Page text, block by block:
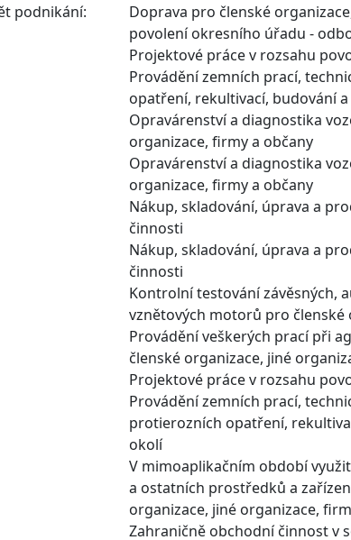
podnikání:
Doprava pro členské
povolení okresního úřadu -
Projektové práce v rozsahu
Provádění zemních prací,
opatření, rekultivací, budování
Opravárenství a diagnostika
organizace, firmy a občany
Opravárenství a diagnostika
organizace, firmy a občany
Nákup, skladování, úprava a
činnosti
Nákup, skladování, úprava a
činnosti
Kontrolní testování závěsných,
vznětových motorů pro členské
Provádění veškerých prací při
členské organizace, jiné
Projektové práce v rozsahu
Provádění zemních prací,
protierozních opatření,
okolí
V mimoaplikačním období
a ostatních prostředků a
organizace, jiné organizace,
Zahraničně obchodní činnost v